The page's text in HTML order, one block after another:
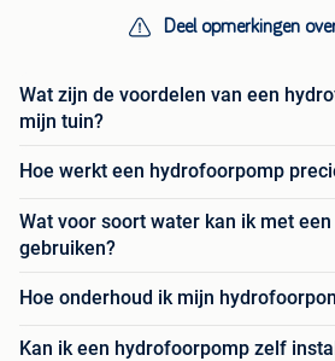
Deel opmerkingen
Wat zijn de voordelen van een
mijn tuin?
Hoe werkt een hydrofoorpomp
Wat voor soort water kan ik met
gebruiken?
Hoe onderhoud ik mijn
Kan ik een hydrofoorpomp zelf